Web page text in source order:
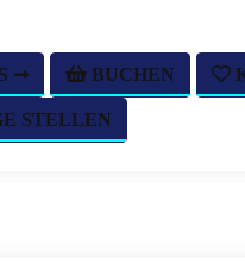
➞ BUCHEN
STELLEN